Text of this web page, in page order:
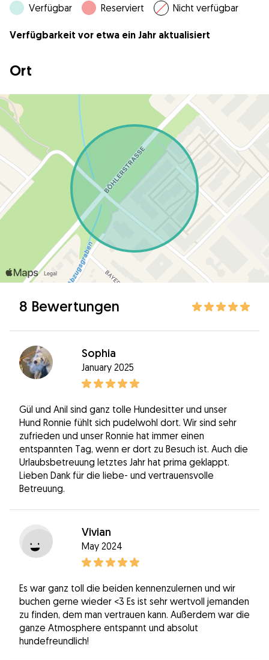
Verfügbar Reserviert Nicht verfügbar
Verfügbarkeit vor etwa ein Jahr aktualisiert
Ort
8 Bewertungen
Sophia
January 2025
Gül und Anil sind ganz tolle Hundesitter und unser
Hund Ronnie fühlt sich pudelwohl dort. Wir sind sehr
zufrieden und unser Ronnie hat immer einen
entspannten Tag, wenn er dort zu Besuch ist. Auch die
Urlaubsbetreuung letztes Jahr hat prima geklappt.
Lieben Dank für die liebe- und vertrauensvolle
Betreuung.
Vivian
May 2024
Es war ganz toll die beiden kennenzulernen und wir
buchen gerne wieder <3 Es ist sehr wertvoll jemanden
zu finden, dem man vertrauen kann. Außerdem war die
ganze Atmosphere entspannt und absolut
hundefreundlich!